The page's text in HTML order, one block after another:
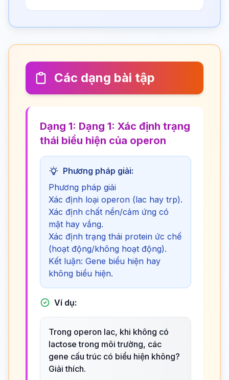
Các dạng bài tập
Dạng 1: Dạng 1: Xác định trạng
thái biểu hiện của operon
Phương pháp giải:
Phương pháp giải
Xác định loại operon (lac hay trp).
Xác định chất nền/cảm ứng có
mặt hay vắng.
Xác định trạng thái protein ức chế
(hoạt động/không hoạt động).
Kết luận: Gene biểu hiện hay
không biểu hiện.
Ví dụ:
Trong operon lac, khi không có
lactose trong môi trường, các
gene cấu trúc có biểu hiện không?
Giải thích.